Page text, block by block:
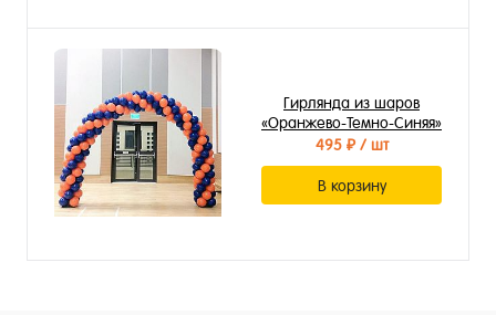
Гирлянда из шаров
«Оранжево-Темно-Синяя»
495 ₽/ шт
В корзину